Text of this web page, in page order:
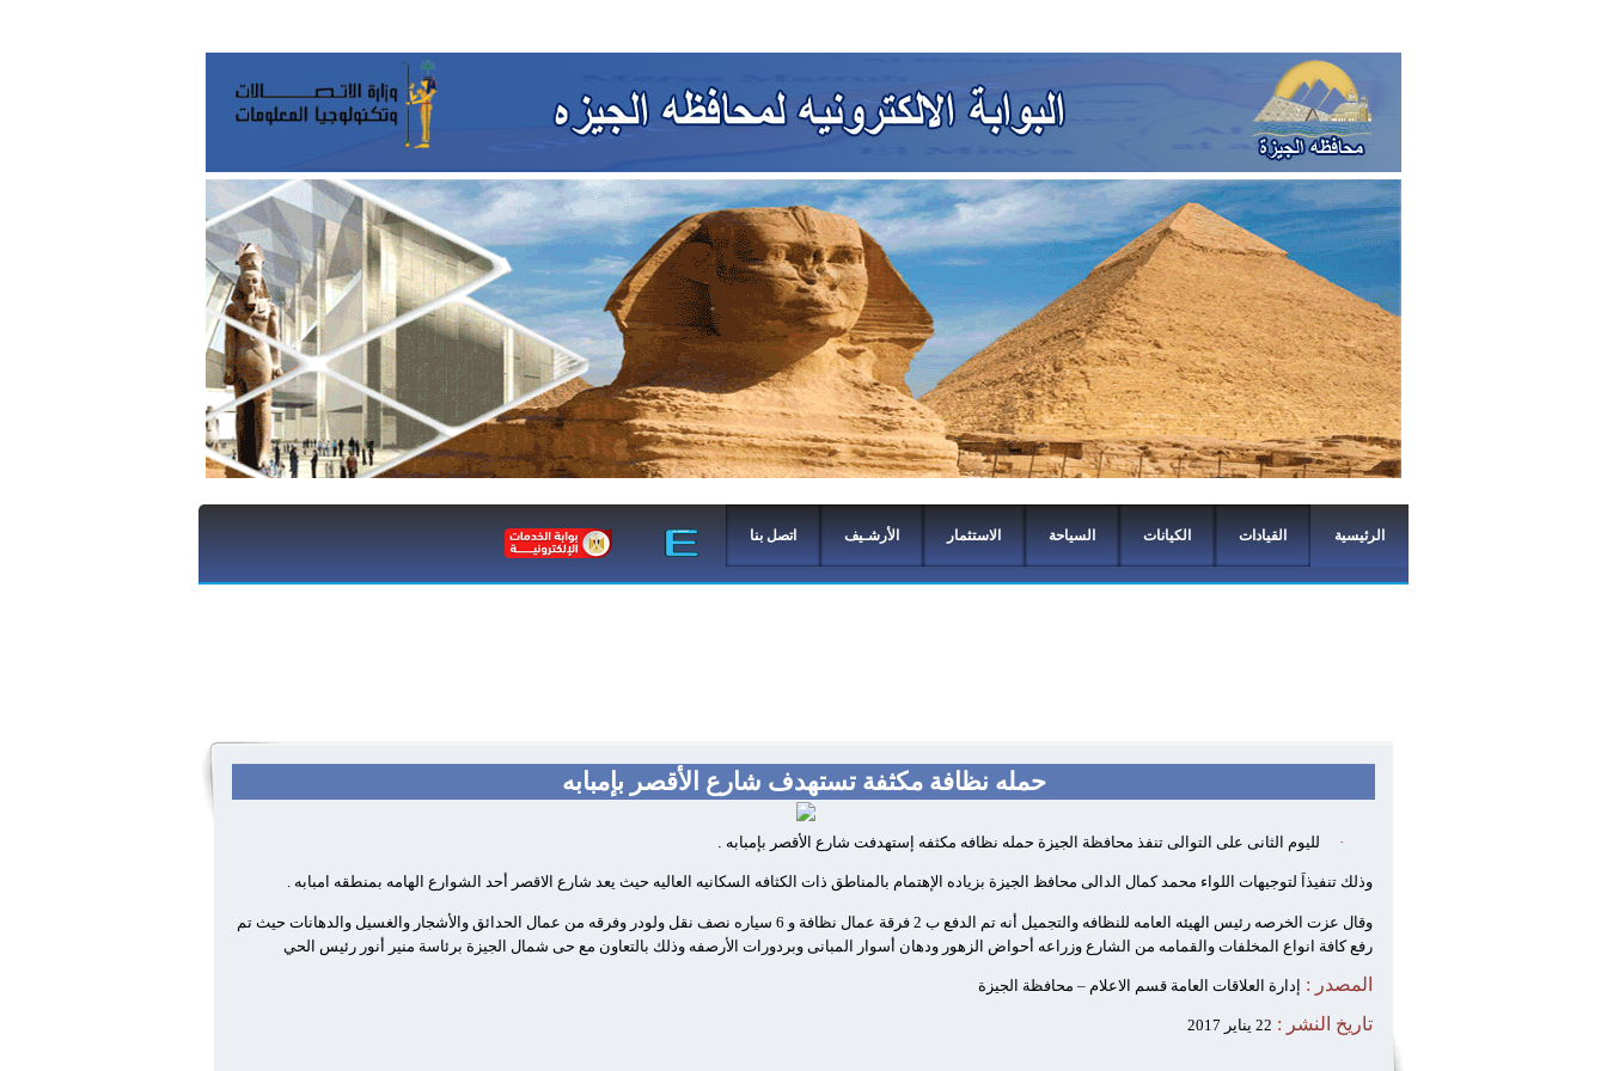
الرئيسية القيادات الكيانات السياحة الاستثمار الأرشـيف اتصل بنا
حمله نظافة مكثفة تستهدف شارع الأقصر بإمبابه
· لليوم الثانى على التوالى تنفذ محافظة الجيزة حمله نظافه مكثفه إستهدفت شارع الأقصر بإمبابه .
وذلك تنفيذاَ لتوجيهات اللواء محمد كمال الدالى محافظ الجيزة بزياده الإهتمام بالمناطق ذات الكثافه السكانيه العاليه حيث يعد شارع الاقصر أحد الشوارع الهامه بمنطقه امبابه .
وقال عزت الخرصه رئيس الهيئه العامه للنظافه والتجميل أنه تم الدفع ب 2 فرقة عمال نظافة و 6 سياره نصف نقل ولودر وفرقه من عمال الحدائق والأشجار والغسيل والدهانات حيث تم
رفع كافة انواع المخلفات والقمامه من الشارع وزراعه أحواض الزهور ودهان أسوار المبانى وبردورات الأرصفه وذلك بالتعاون مع حى شمال الجيزة برئاسة منير أنور رئيس الحي
المصدر : إدارة العلاقات العامة قسم الاعلام – محافظة الجيزة
تاريخ النشر : 22 يناير 2017